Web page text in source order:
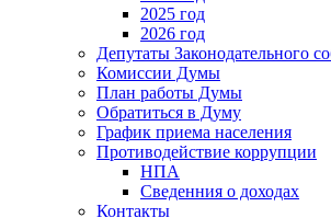
2025 год
2026 год
Депутаты Законодательного
Комиссии Думы
План работы Думы
Обратиться в Думу
График приема населения
Противодействие коррупции
НПА
Сведенния о доходах
Контакты